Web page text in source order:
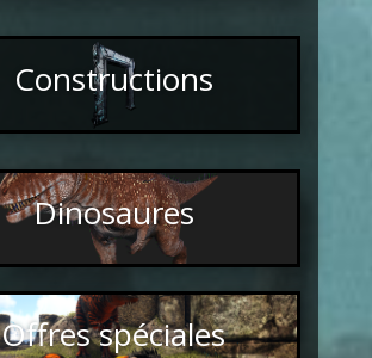
Constructions
Dinosaures
Offres spéciales